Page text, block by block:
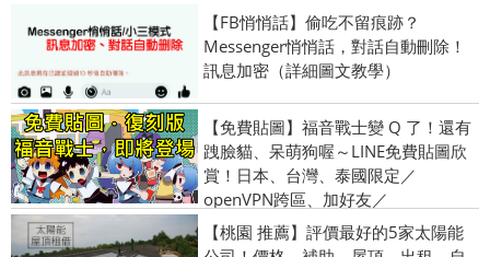
【FB悄悄話】偷吃不留痕跡？
Messenger悄悄話，對話自動刪除！
訊息加密（詳細圖文教學）
【免費貼圖】福音戰士變 Q 了！還有
跩臉貓、呆萌狗喔～LINE免費貼圖欣
賞！日本、台灣、泰國限定／
openVPN跨區、加好友／
2016/03/07
【桃園 推薦】評價最好的5家太陽能